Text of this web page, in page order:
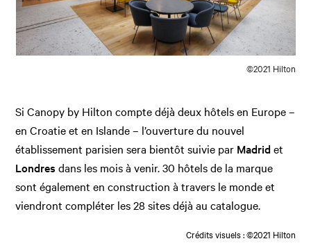
©2021 Hilton
Si Canopy by Hilton compte déjà deux hôtels en Europe –
en Croatie et en Islande – l’ouverture du nouvel
établissement parisien sera bientôt suivie par Madridet
Londres dans les mois à venir. 30 hôtels de la marque
sont également en construction à travers le monde et
viendront compléter les 28 sites déjà au catalogue.
Crédits visuels : ©2021 Hilton